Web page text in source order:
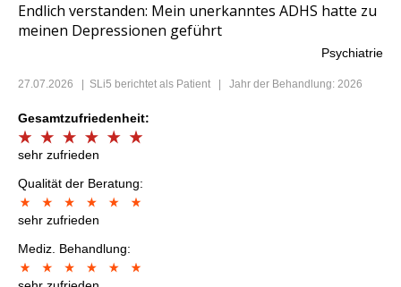
Endlich verstanden: Mein unerkanntes ADHS hatte zu
meinen Depressionen geführt
Psychiatrie
27.07.2026 SLi5 berichtet als Patient | Jahr der Behandlung: 2026
Gesamtzufriedenheit:
sehr zufrieden
Qualität der Beratung:
sehr zufrieden
Mediz. Behandlung: